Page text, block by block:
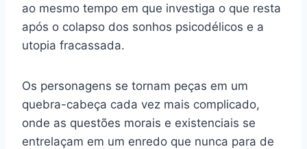
ao mesmo tempo em que investiga o que resta
após o colapso dos sonhos psicodélicos e a
utopia fracassada.
Os personagens se tornam peças em um
quebra-cabeça cada vez mais complicado,
onde as questões morais e existenciais se
entrelaçam em um enredo que nunca para de